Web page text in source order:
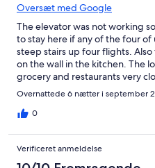
Oversæt med Google
The elevator was not working
to stay here if any of the four
steep stairs up four flights.
on the wall in the kitchen. The
grocery and restaurants very
Overnattede 6 nætter i september
0
Verificeret anmeldelse